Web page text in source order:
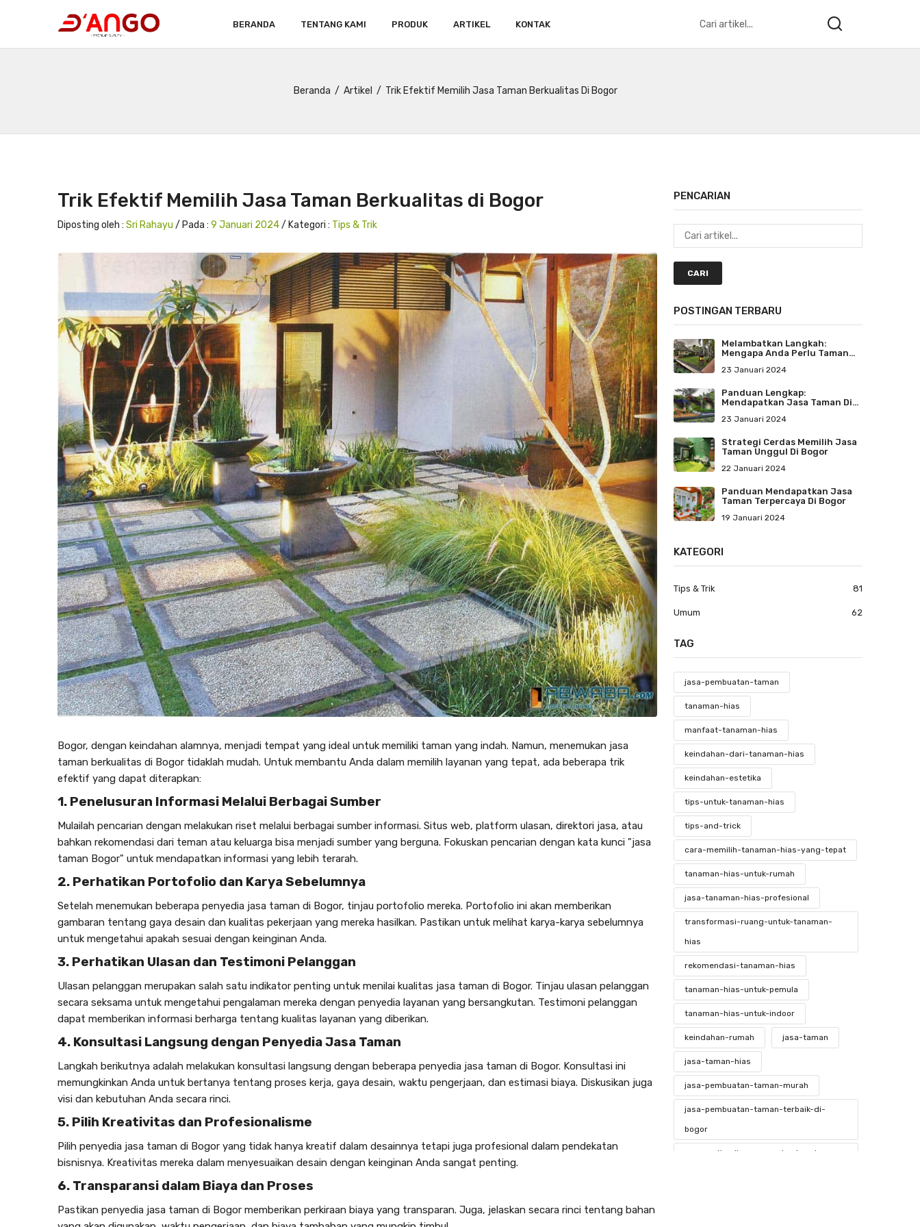
BERANDA TENTANG KAMI PRODUK ARTIKEL KONTAK
Beranda Artikel Trik Efektif Memilih Jasa Taman Berkualitas Di Bogor
Trik Efektif Memilih Jasa Taman Berkualitas di Bogor
Diposting oleh : Sri Rahayu / Pada : 9 Januari 2024/ Kategori : Tips & Trik
Bogor, dengan keindahan alamnya, menjadi tempat yang ideal untuk memiliki taman yang indah. Namun, menemukan jasa
taman berkualitas di Bogor tidaklah mudah. Untuk membantu Anda dalam memilih layanan yang tepat, ada beberapa trik
efektif yang dapat diterapkan:
1. Penelusuran Informasi Melalui Berbagai Sumber
Mulailah pencarian dengan melakukan riset melalui berbagai sumber informasi. Situs web, platform ulasan, direktori jasa, atau
bahkan rekomendasi dari teman atau keluarga bisa menjadi sumber yang berguna. Fokuskan pencarian dengan kata kunci "jasa
taman Bogor" untuk mendapatkan informasi yang lebih terarah.
2. Perhatikan Portofolio dan Karya Sebelumnya
Setelah menemukan beberapa penyedia jasa taman di Bogor, tinjau portofolio mereka. Portofolio ini akan memberikan
gambaran tentang gaya desain dan kualitas pekerjaan yang mereka hasilkan. Pastikan untuk melihat karya-karya sebelumnya
untuk mengetahui apakah sesuai dengan keinginan Anda.
3. Perhatikan Ulasan dan Testimoni Pelanggan
Ulasan pelanggan merupakan salah satu indikator penting untuk menilai kualitas jasa taman di Bogor. Tinjau ulasan pelanggan
secara seksama untuk mengetahui pengalaman mereka dengan penyedia layanan yang bersangkutan. Testimoni pelanggan
dapat memberikan informasi berharga tentang kualitas layanan yang diberikan.
4. Konsultasi Langsung dengan PenyediaJasa Taman
Langkah berikutnya adalah melakukan konsultasi langsung dengan beberapa penyedia jasa taman di Bogor. Konsultasi ini
memungkinkan Anda untuk bertanya tentang proses kerja, gaya desain, waktu pengerjaan, dan estimasi biaya. Diskusikan juga
visi dan kebutuhan Anda secara rinci.
5. Pilih Kreativitas dan Profesionalisme
Pilih penyedia jasa taman di Bogor yang tidak hanya kreatif dalam desainnya tetapi juga profesional dalam pendekatan
bisnisnya. Kreativitas mereka dalam menyesuaikan desain dengan keinginan Anda sangat penting.
6. Transparansi dalam Biaya dan Proses
Pastikan penyedia jasa taman di Bogor memberikan perkiraan biaya yang transparan. Juga, jelaskan secara rinci tentang bahan
PENCARIAN
CARI
POSTINGAN TERBARU
Melambatkan Langkah:
Mengapa Anda Perlu Taman
Menenangkan Jiwa
23 Januari 2024
Panduan Lengkap:
Mendapatkan Jasa Taman Di
23 Januari 2024
Strategi Cerdas Memilih Jasa
Taman Unggul Di Bogor
22 Januari 2024
Panduan Mendapatkan Jasa
Taman Terpercaya Di Bogor
19 Januari 2024
KATEGORI
Tips & Trik 81
Umum 62
TAG
jasa-pembuatan-taman
tanaman-hias
manfaat-tanaman-hias
keindahan-dari-tanaman-hias
keindahan-estetika
tips-untuk-tanaman-hias
tips-and-trick
cara-memilih-tanaman-hias-yang-tepat
tanaman-hias-untuk-rumah
jasa-tanaman-hias-profesional
transformasi-ruang-untuk-tanaman-
hias
rekomendasi-tanaman-hias
tanaman-hias-untuk-pemula
tanaman-hias-untuk-indoor
keindahan-rumah jasa-taman
jasa-taman-hias
jasa-pembuatan-taman-murah
jasa-pembuatan-taman-terbaik-di-
bogor
mengoptimalkan-ruang-kantor-dengan-